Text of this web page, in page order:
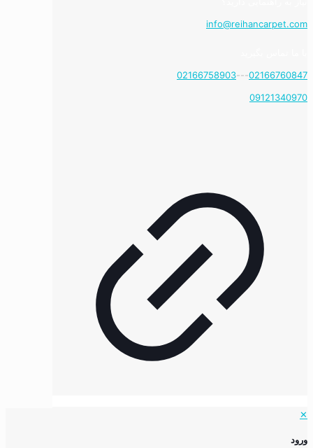
info@reihancarpet.com
02166760847
---
02166758903
09121340970
✕
ورود